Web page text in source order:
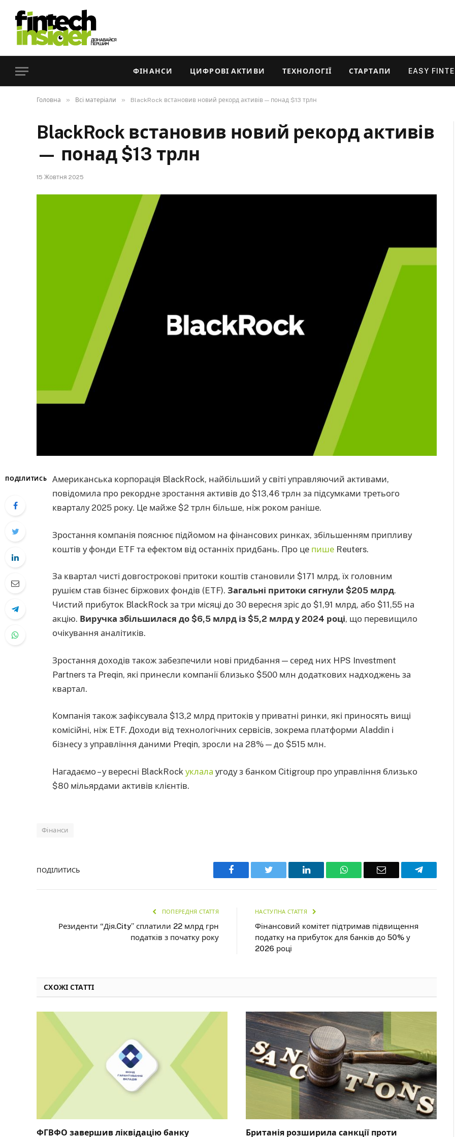
ФІНАНСИ ЦИФРОВІ АКТИВИ ТЕХНОЛОГІЇ СТАРТАПИ EASY
Головна » Всі матеріали » BlackRock встановив новий рекорд активів — понад $13 трлн
BlackRock встановив новий рекорд активів
— понад $13 трлн
15 Жовтня 2025
ПОДІЛИТИСЬ
Американська корпорація BlackRock, найбільший у світі управляючий активами,
повідомила про рекордне зростання активів до $13,46 трлн за підсумками третього
кварталу 2025 року. Це майже $2 трлн більше, ніж роком раніше.
Зростання компанія пояснює підйомом на фінансових ринках, збільшенням припливу
коштів у фонди ETF та ефектом від останніх придбань. Про це пише Reuters.
За квартал чисті довгострокові притоки коштів становили $171 млрд, їх головним
рушієм став бізнес біржових фондів (ETF). Загальні притоки сягнули $205 млрд.
Чистий прибуток BlackRock за три місяці до 30 вересня зріс до $1,91 млрд, або $11,55 на
акцію. Виручка збільшилася до $6,5 млрд із $5,2 млрд у 2024 році, що перевищило
очікування аналітиків.
Зростання доходів також забезпечили нові придбання — серед них HPS Investment
Partners та Preqin, які принесли компанії близько $500 млн додаткових надходжень за
квартал.
Компанія також зафіксувала $13,2 млрд притоків у приватні ринки, які приносять вищі
комісійні, ніж ETF. Доходи від технологічних сервісів, зокрема платформи Aladdin і
бізнесу з управління даними Preqin, зросли на 28% — до $515 млн.
Нагадаємо – у вересні BlackRock уклала угоду з банком Citigroup про управління близько
$80 мільярдами активів клієнтів.
Фінанси
ПОДІЛИТИСЬ Facebook Twitter LinkedIn WhatsAppEmail
ПОПЕРЕДНЯ СТАТТЯ
Резиденти “Дія.City” сплатили 22 млрд грн
податків з початку року
НАСТУПНА СТАТТЯ
Фінансовий комітет підтримав підвищення
податку на прибуток для банків до 50% у
2026 році
СХОЖІ СТАТТІ
ФГВФО завершив ліквідацію банку Британія розширила санкції проти